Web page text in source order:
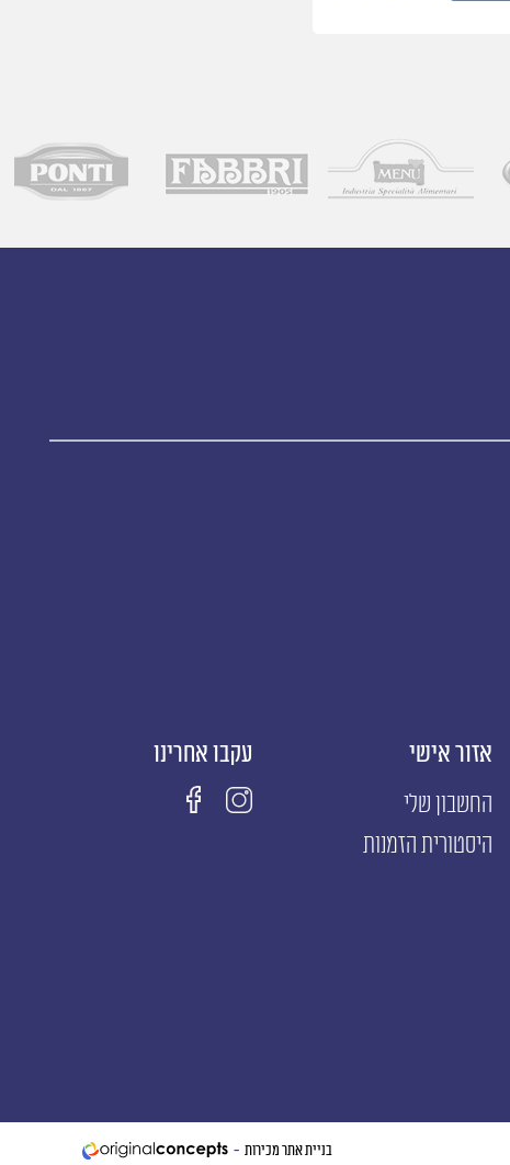
אזור אישי
החשבון שלי
היסטורית הזמנות
עקבו אחרינו
בניית אתר מכירות